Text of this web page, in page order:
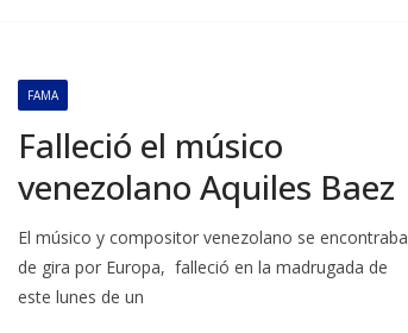
FAMA
Falleció el músico
venezolano Aquiles Baez
El músico y compositor venezolano se encontraba
de gira por Europa, falleció en la madrugada de
este lunes de un